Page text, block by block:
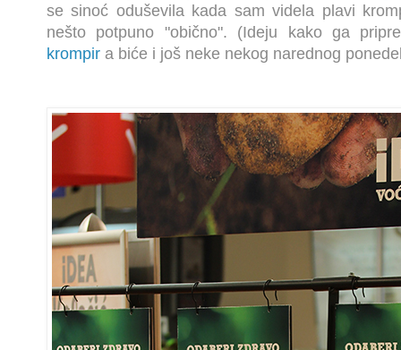
se sinoć oduševila kada sam videla plavi
nešto potpuno "obično". (Ideju kako ga
krompir a biće i još neke nekog narednog